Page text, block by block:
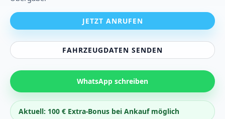
JETZT ANRUFEN
FAHRZEUGDATEN SENDEN
WhatsApp schreiben
Aktuell: 100 € Extra-Bonus bei Ankauf möglich